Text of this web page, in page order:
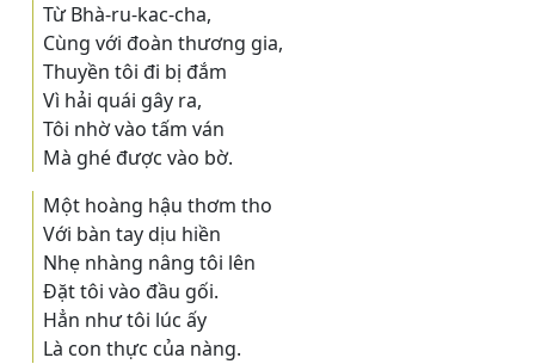
Từ Bhà-ru-kac-cha,
Cùng với đoàn thương gia,
Thuyền tôi đi bị đắm
Vì hải quái gây ra,
Tôi nhờ vào tấm ván
Mà ghé được vào bờ.
Một hoàng hậu thơm tho
Với bàn tay dịu hiền
Nhẹ nhàng nâng tôi lên
Ðặt tôi vào đầu gối.
Hẳn như tôi lúc ấy
Là con thực của nàng.